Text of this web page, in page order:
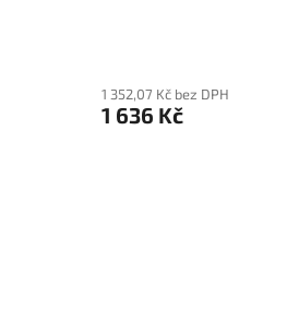
1 352,07 Kč bez DPH
1 636 Kč